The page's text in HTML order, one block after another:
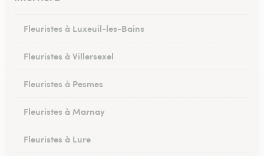
Fleuristes à Luxeuil-les-Bains
Fleuristes à Villersexel
Fleuristes à Pesmes
Fleuristes à Marnay
Fleuristes à Lure